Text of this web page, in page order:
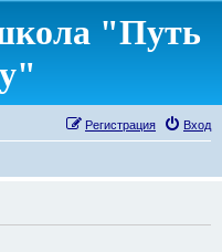
"Путь
Вход
Регистрация